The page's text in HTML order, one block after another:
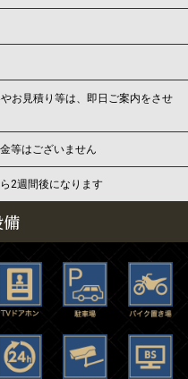
お見積り等は、即日ご案内をさせ
等はございません
2週間後になります